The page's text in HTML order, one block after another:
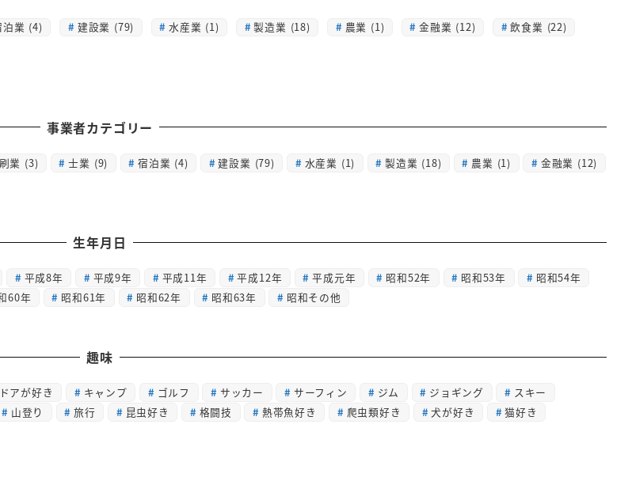
泊業 (4) 建設業 (79) 水産業 (1) 製造業 (18) 農業 (1) 金融業 (12)
飲食業 (22)
事業者カテゴリー
業 (3) 士業 (9) 宿泊業 (4) 建設業 (79) 水産業 (1) 製造業 (18) 農業 (1) 金融業 (12)
生年月日
平成8年 平成9年 平成11年 平成12年 平成元年 昭和52年 昭和53年
昭和54年
60年 昭和61年 昭和62年 昭和63年 昭和その他
趣味
アが好き キャンプ ゴルフ サッカー サーフィン ジム ジョギング
スキー
山登り 旅行 昆虫好き 格闘技 熱帯魚好き 爬虫類好き 犬が好き
猫好き